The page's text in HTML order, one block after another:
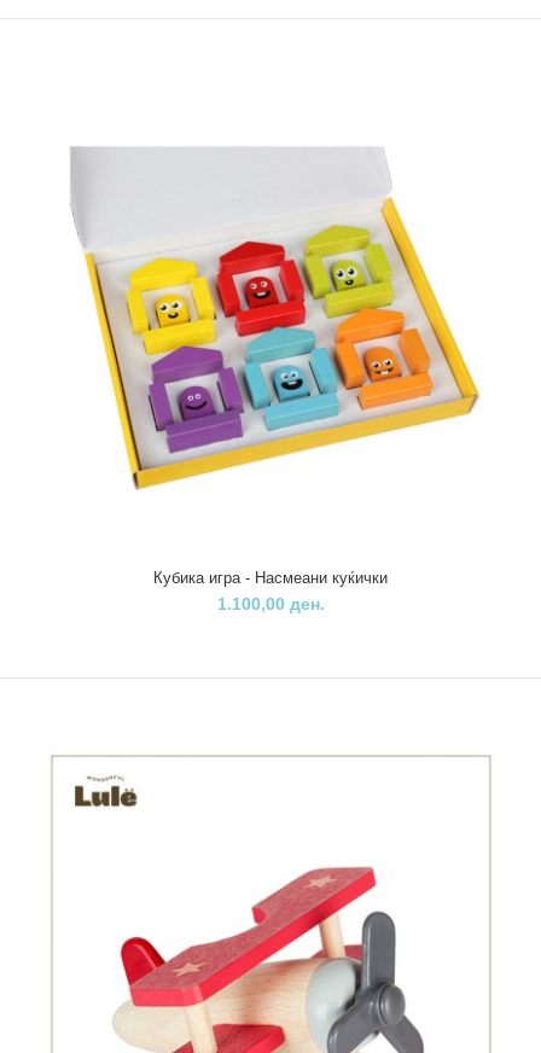
..
Кубика игра - Насмеани куќички
1.100,00 ден.